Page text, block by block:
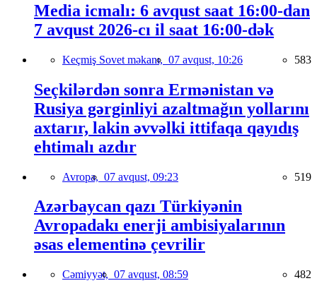
Media icmalı: 6 avqust saat 16:00-dan
7 avqust 2026-cı il saat 16:00-dək
Keçmiş Sovet məkanı, 07 avqust, 10:26 583
Seçkilərdən sonra Ermənistan və
Rusiya gərginliyi azaltmağın yollarını
axtarır, lakin əvvəlki ittifaqa qayıdış
ehtimalı azdır
Avropa, 07 avqust, 09:23 519
Azərbaycan qazı Türkiyənin
Avropadakı enerji ambisiyalarının
əsas elementinə çevrilir
Cəmiyyət, 07 avqust, 08:59 482